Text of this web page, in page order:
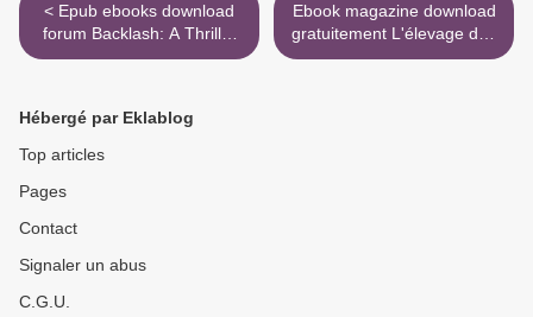
< Epub ebooks download
forum Backlash: A Thriller
by Brad Thor in English
Ebook magazine download
gratuitement L'élevage des
reines in French par Gilles
Hébergé par Eklablog
Top articles
Pages
Contact
Signaler un abus
C.G.U.